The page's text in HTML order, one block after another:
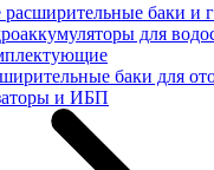
расширительные баки и
для
баки для
и ИБП